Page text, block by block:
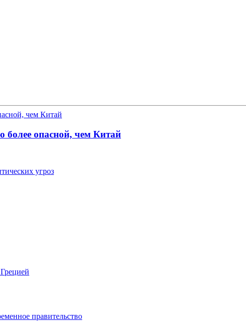
более опасной, чем Китай
угроз